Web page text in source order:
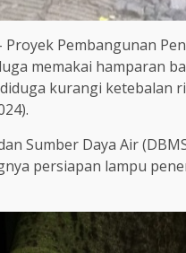
Proyek Pembangunan
memakai hamparan
kurangi ketebalan
Sumber Daya Air
persiapan lampu